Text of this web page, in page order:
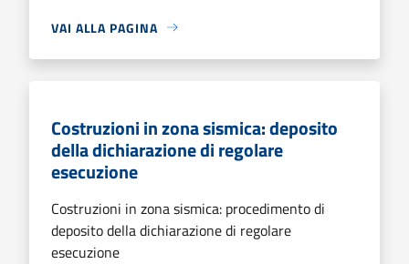
VAI ALLA PAGINA
Costruzioni in zona sismica: deposito
della dichiarazione di regolare
esecuzione
Costruzioni in zona sismica: procedimento di
deposito della dichiarazione di regolare
esecuzione